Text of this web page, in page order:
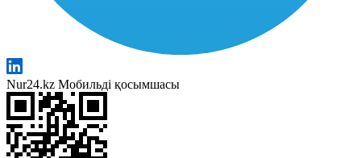
Nur24.kz Мобильді қосымшасы